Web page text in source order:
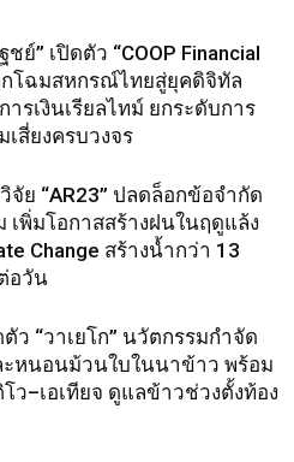
ย์” เปิดตัว “COOP Financial
กโฉมสหกรณ์ไทยสู่ยุคดิจิทัล
รเงินเรียลไทม์ ยกระดับการ
สี่ยงครบวงจร
จัย “AR23” ปลดล็อกข้อจำกัด
เพิ่มโอกาสสร้างฝนในฤดูแล้ง
Change สร้างน้ำกว่า 13
อวัน
ตัว “วาเยโก” นวัตกรรมกำจัด
หนอนม้วนใบในนาข้าว พร้อม
ว–เอเทียจ ดูแลข้าวช่วงตั้งท้อง